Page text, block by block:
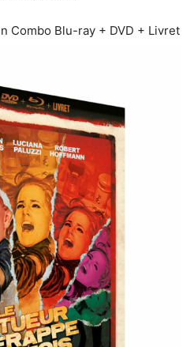
Combo Blu-ray + DVD + Livret